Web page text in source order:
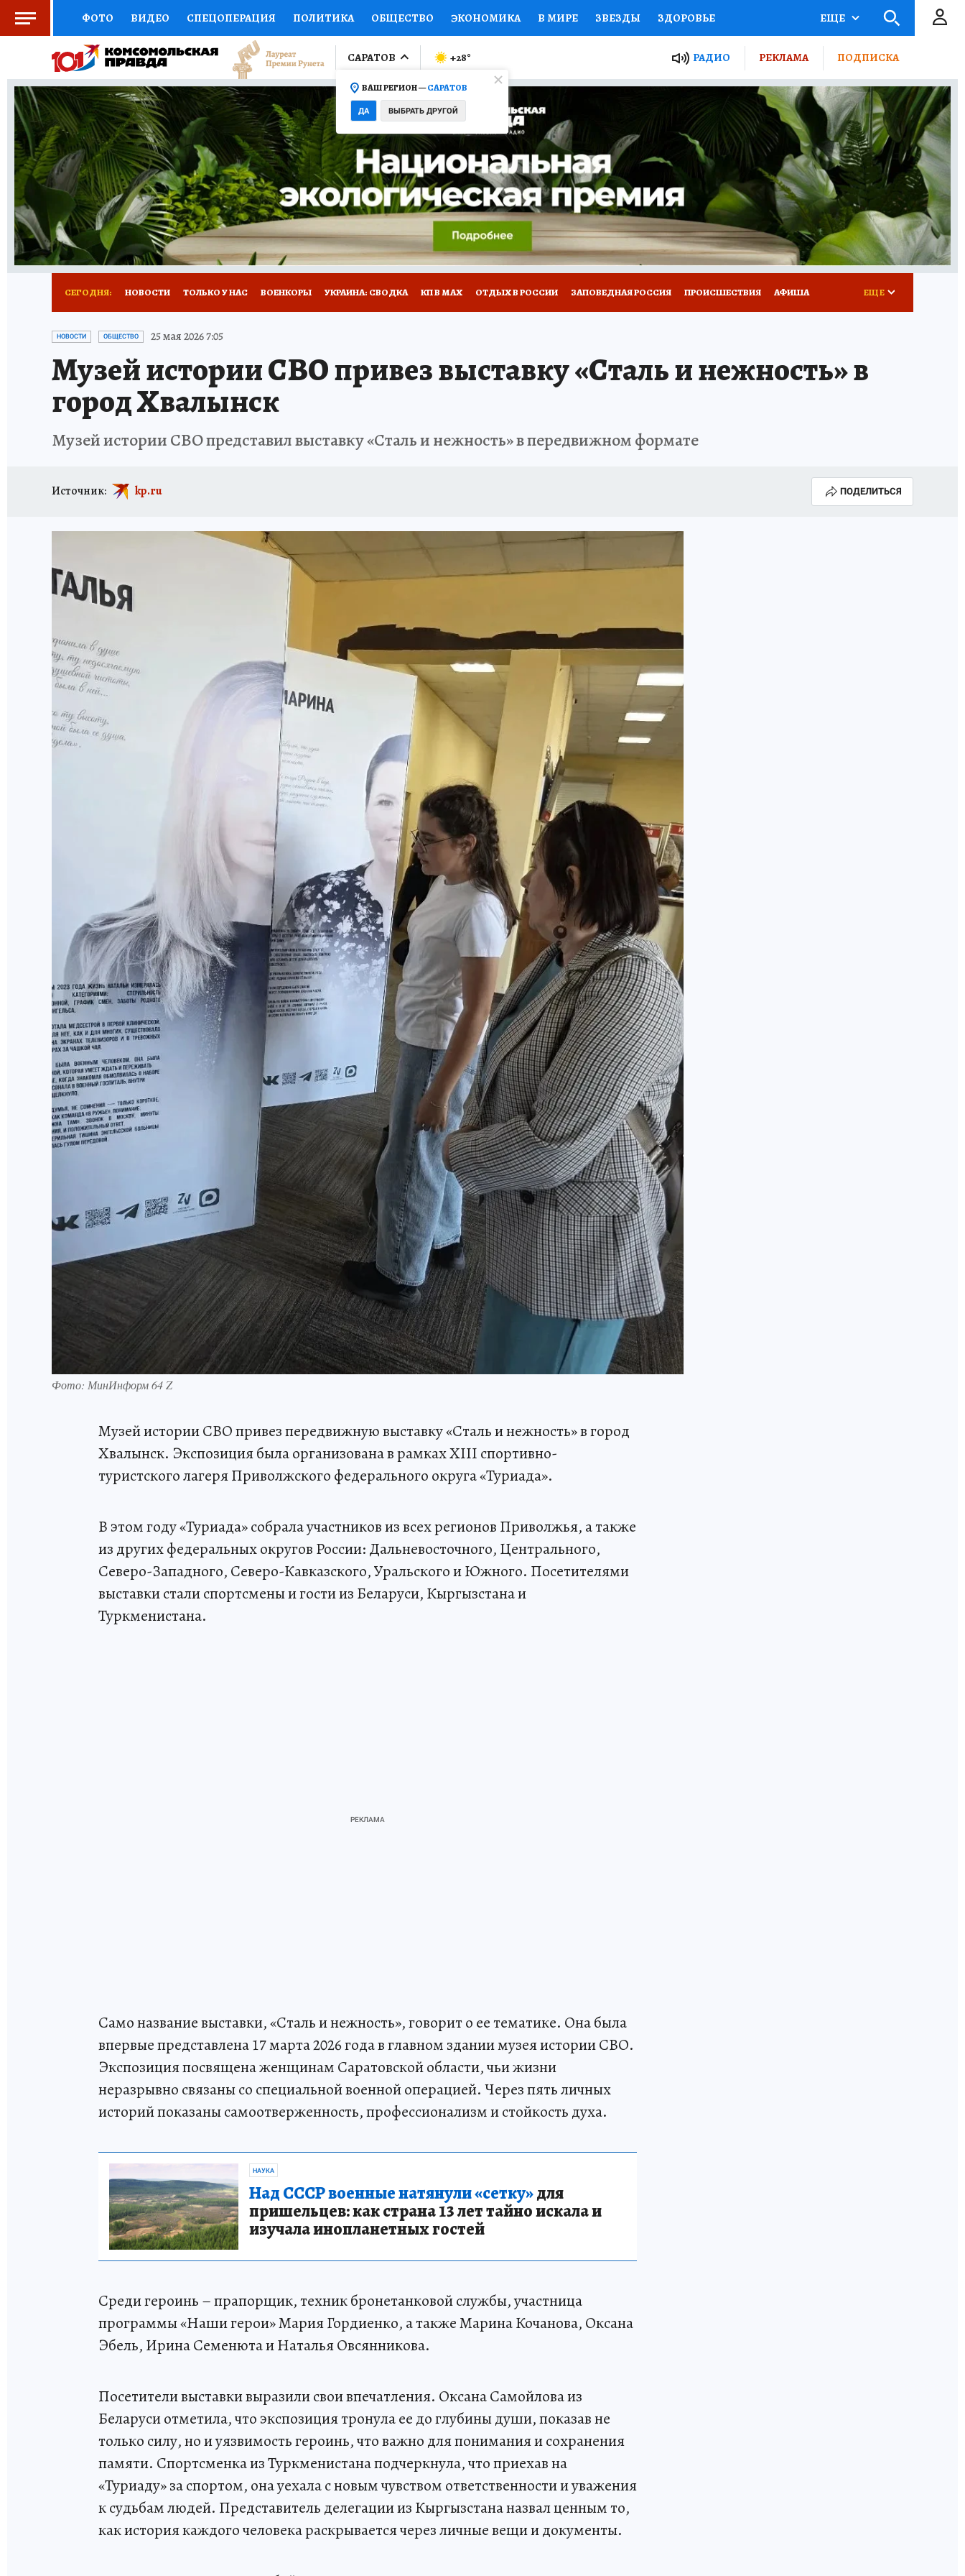
ФОТО ВИДЕО СПЕЦОПЕРАЦИЯ ПОЛИТИКА ОБЩЕСТВО ЭКОНОМИКА В МИРЕ ЗВЕЗДЫ ЗДОРОВЬЕ
СОЦПОДДЕРЖКА НАУКА СПОРТ КОЛУМНИСТЫ ПРОИСШЕСТВИЯ НАЦИОНАЛЬНЫЕ ПРОЕКТЫ РОССИИ
ВЫБОР ЭКСПЕРТОВ ДОКТОР ФИНАНСЫ ОТКРЫВАЕМ МИР Я ЗНАЮ СЕМЬЯ ЖЕНСКИЕ СЕКРЕТЫ ПУТЕВОДИТЕЛЬ
КНИЖНАЯ ПОЛКА ПРОГНОЗЫ НА СПОРТ ПРОМОКОДЫ СЕРИАЛЫ СПЕЦПРОЕКТЫ ДЕФИЦИТ ЖЕЛЕЗА ТУРИЗМ
ПРЕСС-ЦЕНТР НЕДВИЖИМОСТЬ ТЕЛЕВИЗОР КОЛЛЕКЦИИ КОНКУРСЫ РАБОТА У НАС ГИД ПОТРЕБИТЕЛЯ ВСЕ О КП
РАДИО КП РЕКЛАМА ТЕСТЫ НОВОЕ НА САЙТЕ
ЕЩЕ
САРАТОВ
ВАШ РЕГИОН —САРАТОВ
ДА ВЫБРАТЬ ДРУГОЙ
+28° РАДИО РЕКЛАМА ПОДПИСКА
СЕГОДНЯ: НОВОСТИ ТОЛЬКО У НАС ВОЕНКОРЫ УКРАИНА: СВОДКА КП В МАХ ОТДЫХ В РОССИИ ЗАПОВЕДНАЯ РОССИЯ ПРОИСШЕСТВИЯ АФИША
ИСПЫТАНО НА СЕБЕ
ЕЩЕ
НОВОСТИ ОБЩЕСТВО 25 мая 2026 7:05
Музей истории СВО привез выставку «Сталь и нежность» в
город Хвалынск
Музей истории СВО представил выставку «Сталь и нежность» в передвижном формате
Источник: kp.ru ПОДЕЛИТЬСЯ
Фото: МинИнформ 64 Z
Музей истории СВО привез передвижную выставку «Сталь и нежность» в город
Хвалынск. Экспозиция была организована в рамках XIII спортивно-
туристского лагеря Приволжского федерального округа «Туриада».
В этом году «Туриада» собрала участников из всех регионов Приволжья, а также
из других федеральных округов России: Дальневосточного, Центрального,
Северо-Западного, Северо-Кавказского, Уральского и Южного. Посетителями
выставки стали спортсмены и гости из Беларуси, Кыргызстана и
Туркменистана.
Само название выставки, «Сталь и нежность», говорит о ее тематике. Она была
впервые представлена 17 марта 2026 года в главном здании музея истории СВО.
Экспозиция посвящена женщинам Саратовской области, чьи жизни
неразрывно связаны со специальной военной операцией. Через пять личных
историй показаны самоотверженность, профессионализм и стойкость духа.
НАУКА
Над СССР военные натянули «сетку»для
пришельцев: как страна 13 лет тайно искала и
изучала инопланетных гостей
Среди героинь – прапорщик, техник бронетанковой службы, участница
программы «Наши герои» Мария Гордиенко, а также Марина Кочанова, Оксана
Эбель, Ирина Семенюта и Наталья Овсянникова.
Посетители выставки выразили свои впечатления. Оксана Самойлова из
Беларуси отметила, что экспозиция тронула ее до глубины души, показав не
только силу, но и уязвимость героинь, что важно для понимания и сохранения
памяти. Спортсменка из Туркменистана подчеркнула, что приехав на
«Туриаду» за спортом, она уехала с новым чувством ответственности и уважения
к судьбам людей. Представитель делегации из Кыргызстана назвал ценным то,
как история каждого человека раскрывается через личные вещи и документы.